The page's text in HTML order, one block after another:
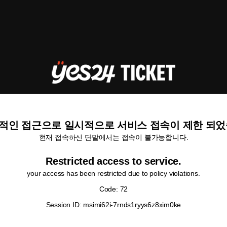
인 접근으로 일시적으로 서비스 접속이 제한 되
현재 접속하신 단말에서는 접속이 불가능합니다.
Restricted access to service.
your access has been restricted due to policy violations.
Code: 72
Session ID: msimi62i-7rnds1ryys6z8xim0ke